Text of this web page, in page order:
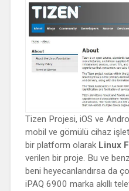
Tizen Projesi, iOS ve
mobil ve gömülü cihaz
bir platform olarak Linux
verilen bir proje. Bu ve
beni heyecanlandırsa da
iPAQ 6900 marka akıllı